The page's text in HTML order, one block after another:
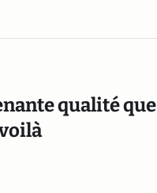
qualité que